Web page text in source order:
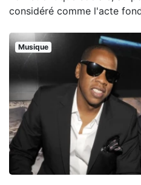
considéré comme l'acte
Musique